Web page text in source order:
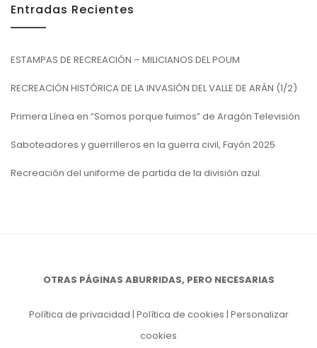
Entradas Recientes
ESTAMPAS DE RECREACIÓN – MILICIANOS DEL POUM
RECREACIÓN HISTÓRICA DE LA INVASIÓN DEL VALLE DE ARÁN (1/2)
Primera Línea en “Somos porque fuimos” de Aragón Televisión
Saboteadores y guerrilleros en la guerra civil, Fayón 2025
Recreación del uniforme de partida de la división azul.
OTRAS PÁGINAS ABURRIDAS, PERO NECESARIAS
Política de privacidad | Política de cookies | Personalizar
cookies